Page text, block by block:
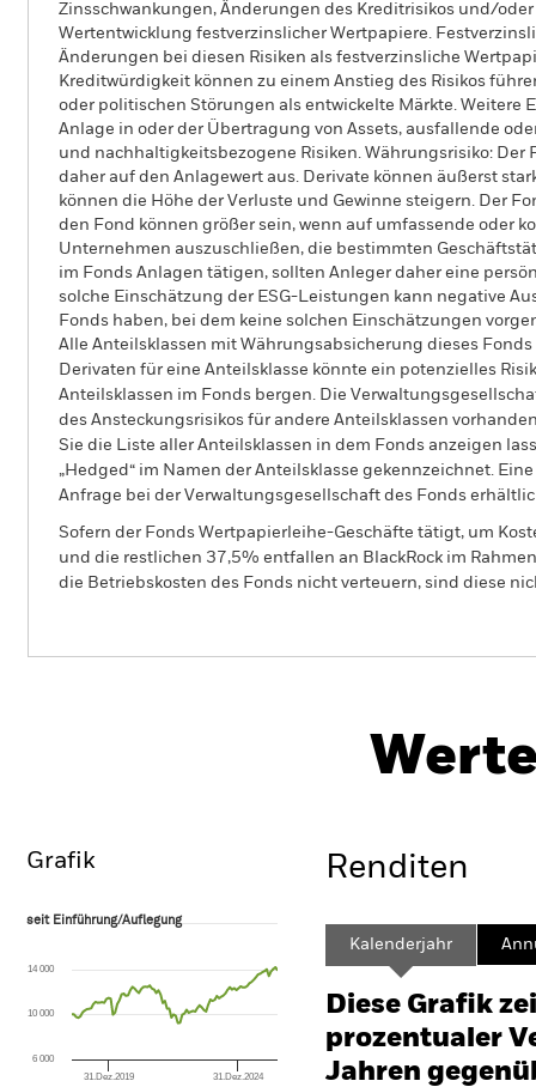
Zinsschwankungen, Änderungen des Kreditrisikos und/
Wertentwicklung festverzinslicher Wertpapiere.
Änderungen bei diesen Risiken als festverzinsliche
Kreditwürdigkeit können zu einem Anstieg des Risikos
oder politischen Störungen als entwickelte Märkte. Weitere
Anlage in oder der Übertragung von Assets, ausfallende
und nachhaltigkeitsbezogene Risiken. Währungsrisiko:
daher auf den Anlagewert aus. Derivate können äußerst
können die Höhe der Verluste und Gewinne steigern. Der
den Fond können größer sein, wenn auf umfassende oder
Unternehmen auszuschließen, die bestimmten
im Fonds Anlagen tätigen, sollten Anleger daher eine
solche Einschätzung der ESG-Leistungen kann negative
Fonds haben, bei dem keine solchen Einschätzungen
Alle Anteilsklassen mit Währungsabsicherung dieses
Derivaten für eine Anteilsklasse könnte ein potenzielles
Anteilsklassen im Fonds bergen. Die
des Ansteckungsrisikos für andere Anteilsklassen
Sie die Liste aller Anteilsklassen in dem Fonds anzeigen
„Hedged“ im Namen der Anteilsklasse gekennzeichnet.
Anfrage bei der Verwaltungsgesellschaft des Fonds
Sofern der Fonds Wertpapierleihe-Geschäfte tätigt, um
und die restlichen 37,5% entfallen an BlackRock im
die Betriebskosten des Fonds nicht verteuern, sind diese
Grafik
seit Einführung/Auflegung
The chart has 1 X axis displaying Time. Range: 2018-08-01 00:00:00 to
The chart has 1 Y axis displaying values. Range: -40 to 80.
seit Einführung/Auflegung
31.Dez.2019 31.Dez.2024
6 000
10 000
14 000
Renditen
Kalenderjahr
Diese Grafik
prozentualer
Jahren